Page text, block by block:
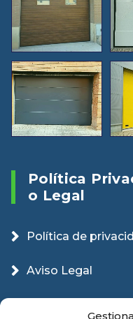
Política
O Legal
Política de
Aviso Legal